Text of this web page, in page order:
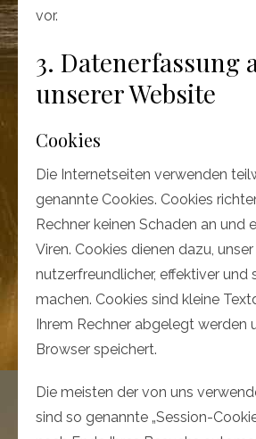
vor.
3. Datenerfassung
unserer Website
Cookies
Die Internetseiten verwenden
genannte Cookies. Cookies
Rechner keinen Schaden an und
Viren. Cookies dienen dazu,
nutzerfreundlicher, effektiver und
machen. Cookies sind kleine
Ihrem Rechner abgelegt werden
Browser speichert.
Die meisten der von uns
sind so genannte „Session-